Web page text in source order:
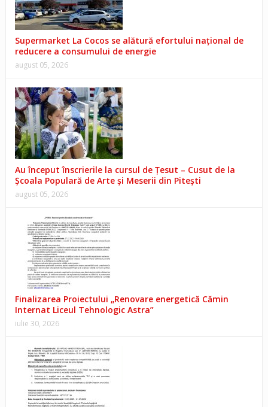
Supermarket La Cocos se alătură efortului național de
reducere a consumului de energie
august 05, 2026
Au început înscrierile la cursul de Țesut – Cusut de la
Școala Populară de Arte și Meserii din Pitești
august 05, 2026
Finalizarea Proiectului „Renovare energetică Cămin
Internat Liceul Tehnologic Astra”
iulie 30, 2026